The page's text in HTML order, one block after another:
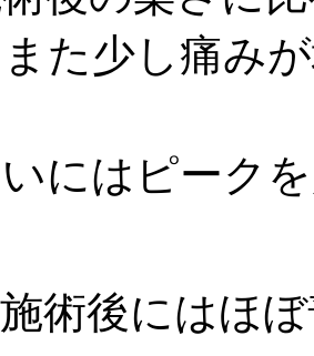
た少し痛み
にはピーク
術後にはほ